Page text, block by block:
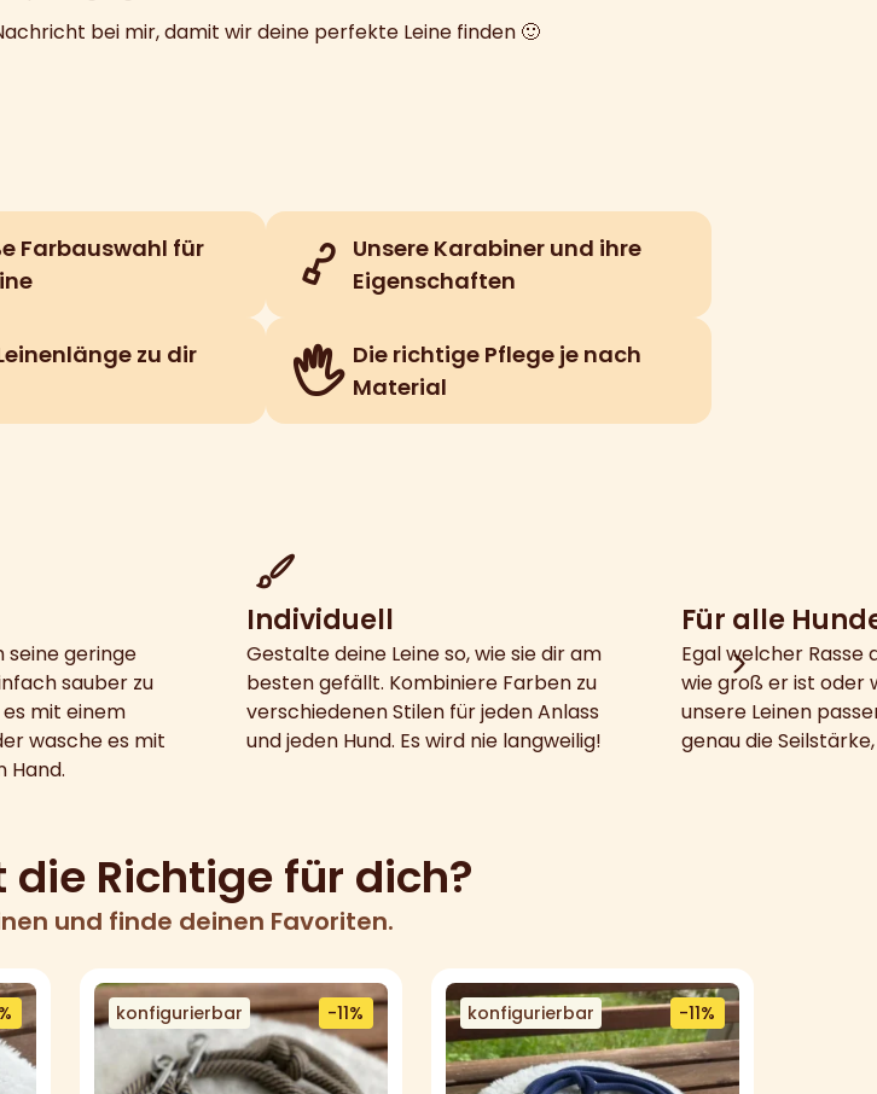
bei mir, damit wir deine perfekte Leine finden 🙂
Farbauswahl für
Unsere Karabiner und ihre
Eigenschaften
zu dir
Die richtige Pflege je nach
Material
seine geringe
sauber zu
mit einem
wasche es mit
Hand.
Individuell
Gestalte deine Leine so, wie sie dir am
besten gefällt. Kombiniere Farben zu
verschiedenen Stilen für jeden Anlass
und jeden Hund. Es wird nie langweilig!
Für alle
Egal welcher Rasse
wie groß er ist oder
unsere Leinen
genau die
die Richtige für dich?
und finde deinen Favoriten.
konfigurierbar -11% konfigurierbar -11%